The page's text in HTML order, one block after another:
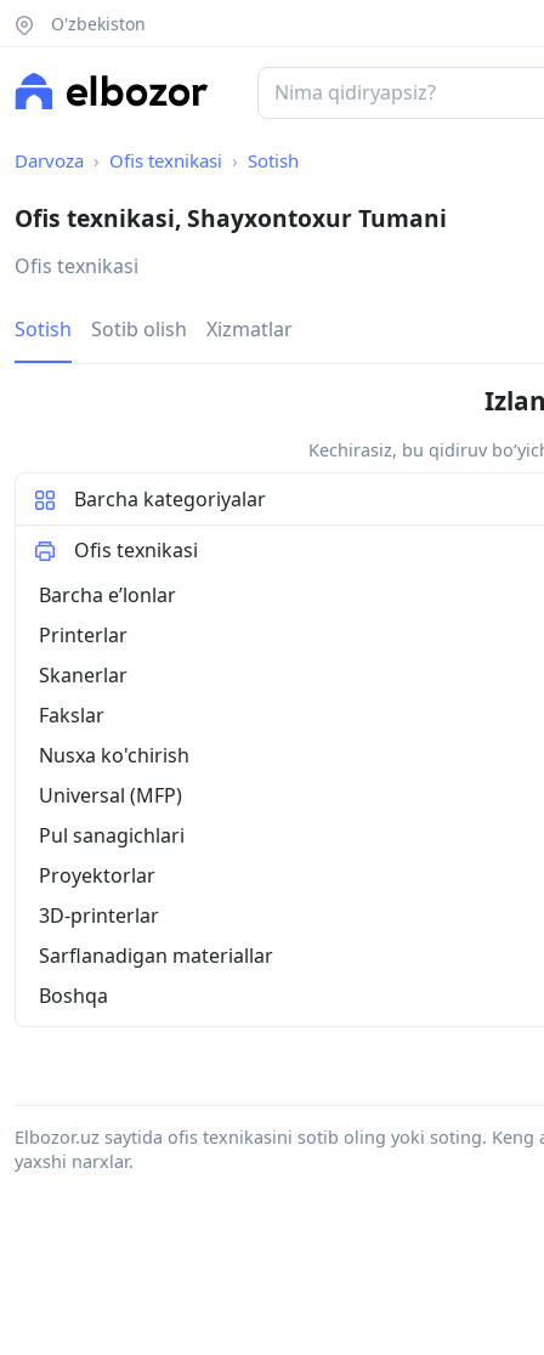
O'zbekiston
Darvoza Ofis texnikasi Sotish
Ofis texnikasi, Shayxontoxur Tumani
Ofis texnikasi
Sotish Sotib olish Xizmatlar
Kechirasiz, bu qidiruv
Barcha kategoriyalar
Ofis texnikasi
Barcha eʼlonlar
Printerlar
Skanerlar
Fakslar
Nusxa ko'chirish
Universal (MFP)
Pul sanagichlari
Proyektorlar
3D-printerlar
Sarflanadigan materiallar
Boshqa
Elbozor.uz saytida ofis texnikasini sotib oling yoki soting.
yaxshi narxlar.